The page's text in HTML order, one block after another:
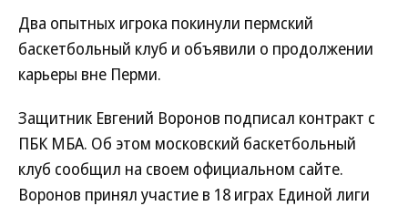
Два опытных игрока покинули пермский
баскетбольный клуб и объявили о продолжении
карьеры вне Перми.
Защитник Евгений Воронов подписал контракт с
ПБК МБА. Об этом московский баскетбольный
клуб сообщил на своем официальном сайте.
Воронов принял участие в 18 играх Единой лиги